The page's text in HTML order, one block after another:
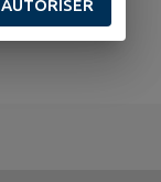
AUTORISER